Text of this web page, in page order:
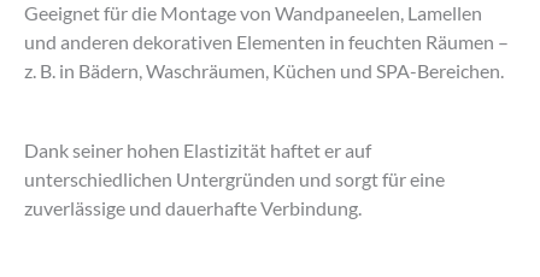
Geeignet für die Montage von Wandpaneelen, Lamellen
und anderen dekorativen Elementen in feuchten Räumen –
z. B. in Bädern, Waschräumen, Küchen und SPA-Bereichen.
Dank seiner hohen Elastizität haftet er auf
unterschiedlichen Untergründen und sorgt für eine
zuverlässige und dauerhafte Verbindung.